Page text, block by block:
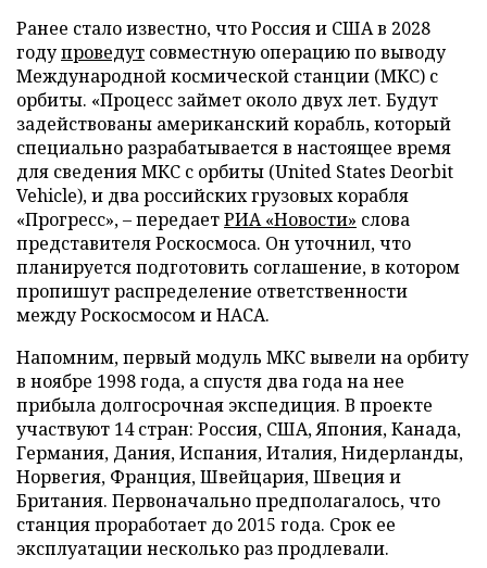
Ранее стало известно, что Россия и США в 2028
годупроведут совместную операцию по выводу
Международной космической станции (МКС) с
орбиты. «Процесс займет около двух лет. Будут
задействованы американский корабль, который
специально разрабатывается в настоящее время
для сведения МКС с орбиты (United States Deorbit
Vehicle), и два российских грузовых корабля
«Прогресс», – передаетРИА «Новости» слова
представителя Роскосмоса. Он уточнил, что
планируется подготовить соглашение, в котором
пропишут распределение ответственности
между Роскосмосом и НАСА.
Напомним, первый модуль МКС вывели на орбиту
в ноябре 1998 года, а спустя два года на нее
прибыла долгосрочная экспедиция. В проекте
участвуют 14 стран: Россия, США, Япония, Канада,
Германия, Дания, Испания, Италия, Нидерланды,
Норвегия, Франция, Швейцария, Швеция и
Британия. Первоначально предполагалось, что
станция проработает до 2015 года. Срок ее
эксплуатации несколько раз продлевали.